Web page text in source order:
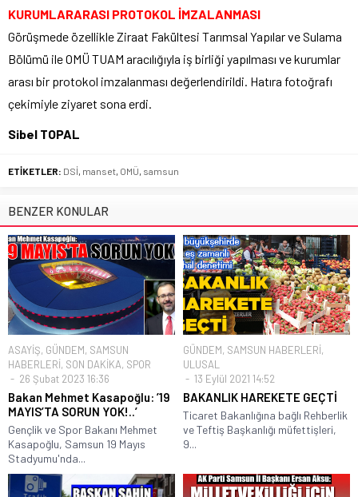
KURUMLARARASI PROTOKOL İMZALANMASI
Görüşmede özellikle Ziraat Fakültesi Tarımsal Yapılar ve Sulama
Bölümü ile OMÜ TUAM aracılığıyla iş birliği yapılması ve kurumlar
arası bir protokol imzalanması değerlendirildi. Hatıra fotoğrafı
çekimiyle ziyaret sona erdi.
Sibel TOPAL
ETİKETLER: DSİ, manset, OMÜ, samsun
BENZER KONULAR
ASAYİŞ, GÜNDEM, SAMSUN
HABERLERİ, SON DAKİKA, SPOR
26 Şubat 2023 16:36
Bakan Mehmet Kasapoğlu: ’19
MAYIS’TA SORUN YOK!..’
Gençlik ve Spor Bakanı Mehmet
Kasapoğlu, Samsun 19 Mayıs
Stadyumu'nda...
GÜNDEM, SAMSUN HABERLERİ,
ULUSAL
13 Eylül 2021 14:52
BAKANLIK HAREKETE GEÇTİ
Ticaret Bakanlığına bağlı Rehberlik
ve Teftiş Başkanlığı müfettişleri,
9...